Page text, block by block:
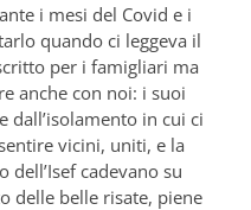
i mesi del Covid e i
quando ci leggeva il
per i famigliari ma
anche con noi: i suoi
dall’isolamento in cui ci
vicini, uniti, e la
cadevano su
delle belle risate, piene